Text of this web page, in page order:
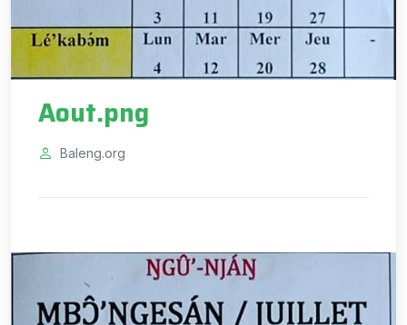
Aout.png
Baleng.org